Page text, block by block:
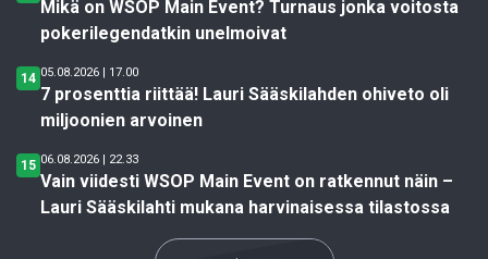
Mikä on WSOP Main Event? Turnaus jonka voitosta
pokerilegendatkin unelmoivat
14 05.08.2026 | 17.00
7 prosenttia riittää! Lauri Sääskilahden ohiveto oli
miljoonien arvoinen
15 06.08.2026 | 22.33
Vain viidesti WSOP Main Event on ratkennut näin –
Lauri Sääskilahti mukana harvinaisessa tilastossa